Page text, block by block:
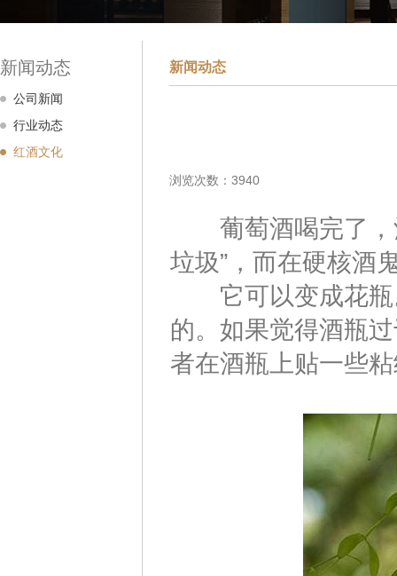
新闻动态
公司新闻
行业动态
红酒文化
新闻动态
浏览次数：3940
葡萄酒喝完了，
垃圾”，而在硬核酒
它可以变成花瓶
的。如果觉得酒瓶
者在酒瓶上贴一些